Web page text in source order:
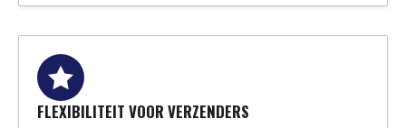
FLEXIBILITEIT VOOR VERZENDERS